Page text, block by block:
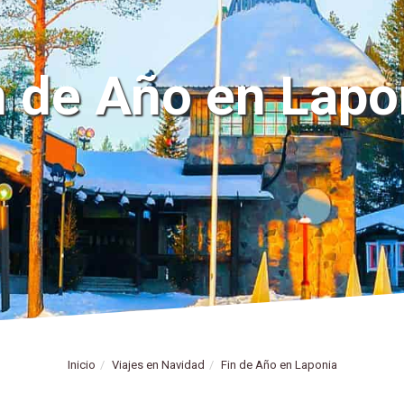
de Año en
Inicio Viajes en Navidad Fin de Año en Laponia